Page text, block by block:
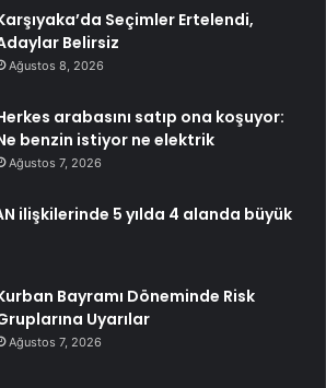
Seçimler Ertelendi,
Belirsiz
Ağustos 8, 2026
arabasını satıp ona koşuyor:
benzin istiyor ne elektrik
Ağustos 7, 2026
ilişkilerinde 5 yılda 4 alanda büyük
Bayramı Döneminde Risk
Uyarılar
Ağustos 7, 2026